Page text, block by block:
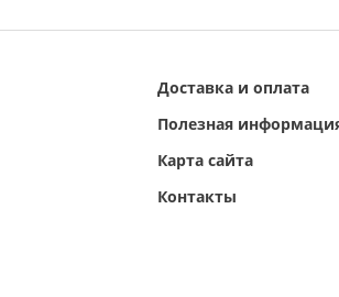
Доставка и оплата
Полезная
Карта сайта
Контакты